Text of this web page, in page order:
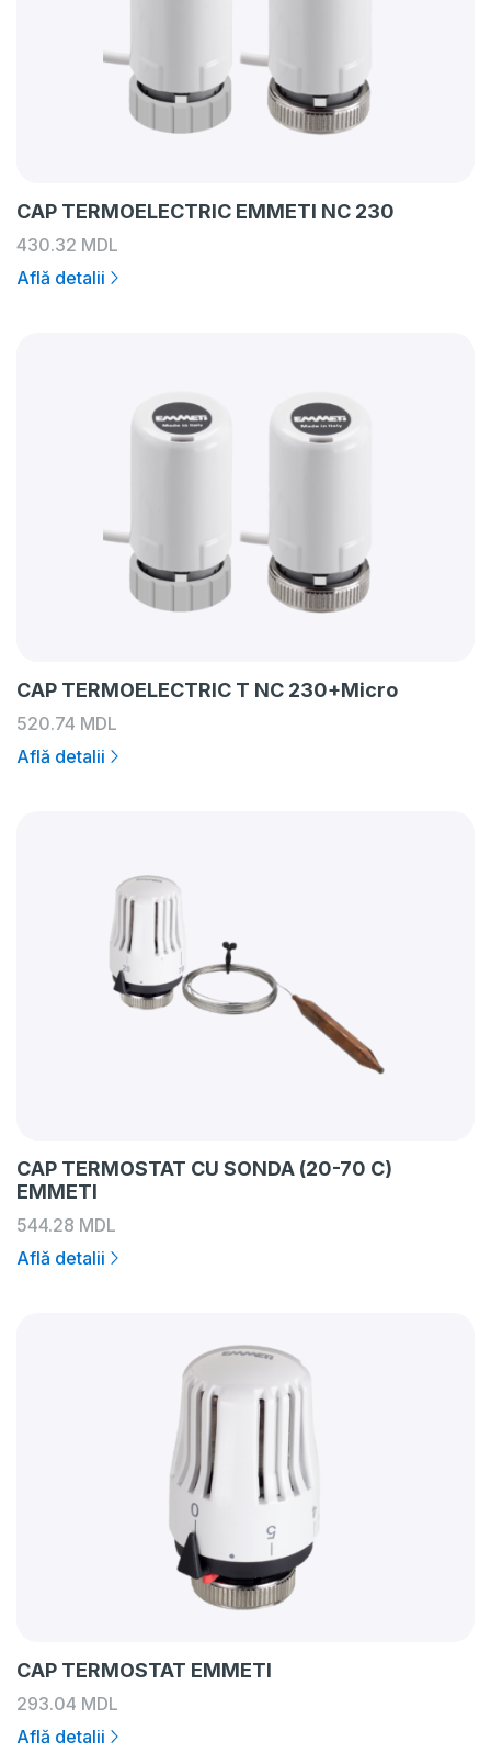
CAP TERMOELECTRIC EMMETI NC 230
430.32 MDL
Află detalii
CAP TERMOELECTRIC T NC 230+Micro
520.74 MDL
Află detalii
CAP TERMOSTAT CU SONDA (20-70 C)
EMMETI
544.28 MDL
Află detalii
CAP TERMOSTAT EMMETI
293.04 MDL
Află detalii